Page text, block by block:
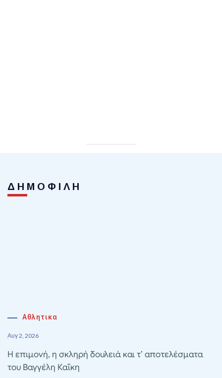
ΔΗΜΟΦΙΛΗ
Αθλητικα
Αυγ 2, 2026
Η επιμονή, η σκληρή δουλειά και τ’ αποτελέσματα
του Βαγγέλη Καΐκη